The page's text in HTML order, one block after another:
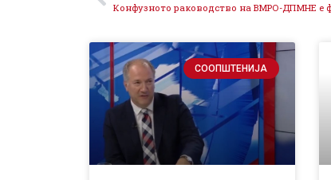
СООПШТЕНИЈА